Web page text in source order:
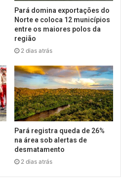
Pará domina exportações do
Norte e coloca 12 municípios
entre os maiores polos da
região
2 dias atrás
Pará registra queda de 26%
na área sob alertas de
desmatamento
2 dias atrás